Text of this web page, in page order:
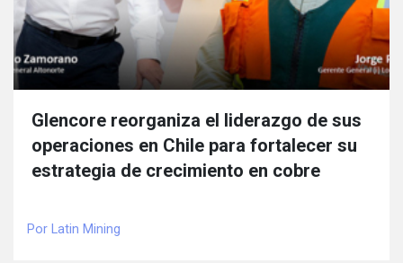
Glencore reorganiza el liderazgo de sus
operaciones en Chile para fortalecer su
estrategia de crecimiento en cobre
Por Latin Mining